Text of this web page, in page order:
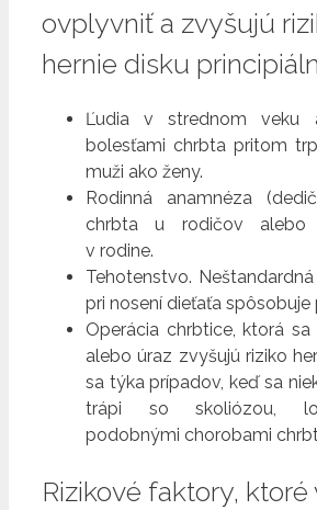
ovplyvniť a zvyšujú
hernie disku
Ľudia v strednom veku
bolesťami chrbta pritom
muži ako ženy.
Rodinná anamnéza
chrbta u rodičov alebo
v rodine.
Tehotenstvo.
pri nosení dieťaťa spôsobuje
Operácia chrbtice, ktorá
alebo úraz zvyšujú riziko
sa týka prípadov, keď sa
trápi so skoliózou,
podobnými chorobami
Rizikové faktory, ktoré